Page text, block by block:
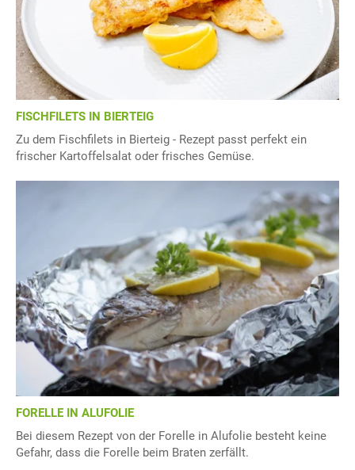
FISCHFILETS IN BIERTEIG
Zu dem Fischfilets in Bierteig - Rezept passt perfekt ein
frischer Kartoffelsalat oder frisches Gemüse.
FORELLE IN ALUFOLIE
Bei diesem Rezept von der Forelle in Alufolie besteht keine
Gefahr, dass die Forelle beim Braten zerfällt.